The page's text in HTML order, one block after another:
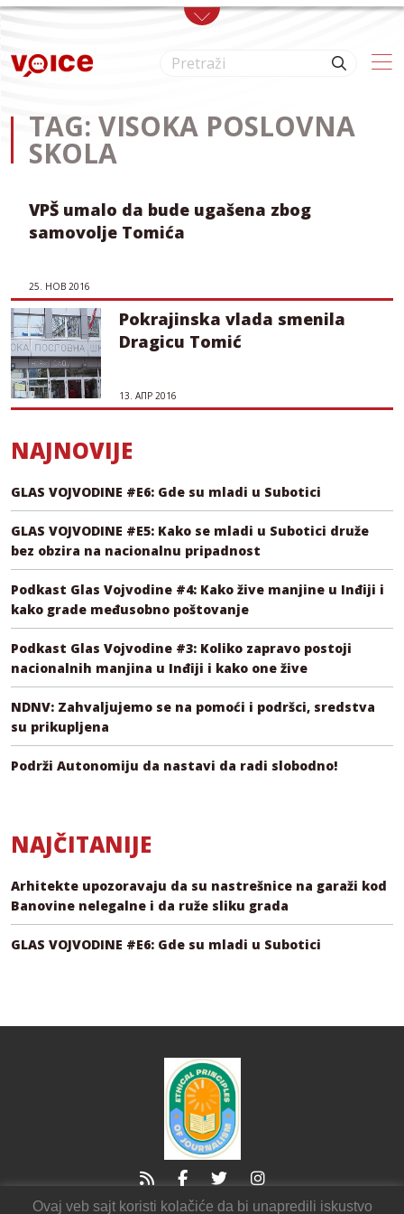
Skip to main content
TAG: VISOKA POSLOVNA
SKOLA
VPŠ umalo da bude ugašena zbog
samovolje Tomića
25. НОВ 2016
Pokrajinska vlada smenila
Dragicu Tomić
13. АПР 2016
NAJNOVIJE
GLAS VOJVODINE #E6: Gde su mladi u Subotici
GLAS VOJVODINE #E5: Kako se mladi u Subotici druže
bez obzira na nacionalnu pripadnost
Podkast Glas Vojvodine #4: Kako žive manjine u Inđiji i
kako grade međusobno poštovanje
Podkast Glas Vojvodine #3: Koliko zapravo postoji
nacionalnih manjina u Inđiji i kako one žive
NDNV: Zahvaljujemo se na pomoći i podršci, sredstva
su prikupljena
Podrži Autonomiju da nastavi da radi slobodno!
NAJČITANIJE
Arhitekte upozoravaju da su nastrešnice na garaži kod
Banovine nelegalne i da ruže sliku grada
GLAS VOJVODINE #E6: Gde su mladi u Subotici
Ovaj veb sajt koristi kolačiće da bi unapredili iskustvo